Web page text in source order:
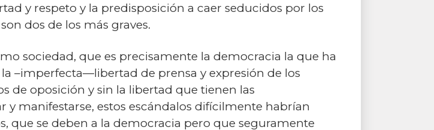
y respeto y la predisposición a caer seducidos por los
dos de los más graves.
sociedad, que es precisamente la democracia la que ha
–imperfecta—libertad de prensa y expresión de los
de oposición y sin la libertad que tienen las
manifestarse, estos escándalos difícilmente habrían
que se deben a la democracia pero que seguramente